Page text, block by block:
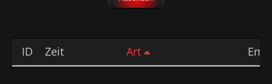
ID Zeit Art